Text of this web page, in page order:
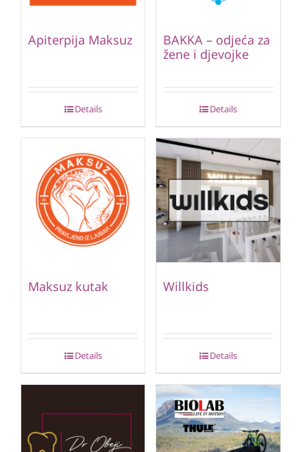
Apiterpija Maksuz
Details
BAKKA – odjeća za
žene i djevojke
Details
Maksuz kutak
Details
Willkids
Details